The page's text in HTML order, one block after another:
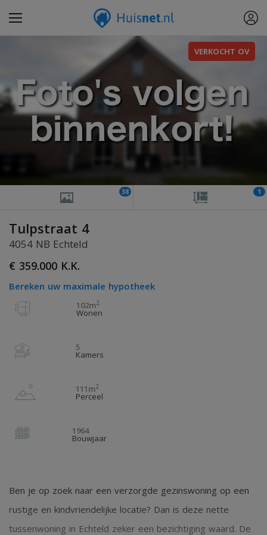
VERKOCHT OV
38 1
Tulpstraat 4
4054 NB Echteld
€ 359.000 K.K.
Bereken uw maximale hypotheek
102m2
Wonen
5
Kamers
111m2
Perceel
1964
Bouwjaar
Ben je op zoek naar een verzorgde gezinswoning op een
rustige en kindvriendelijke locatie? Dan is deze nette
tussenwoning in Echteld zeker een bezichtiging waard. De